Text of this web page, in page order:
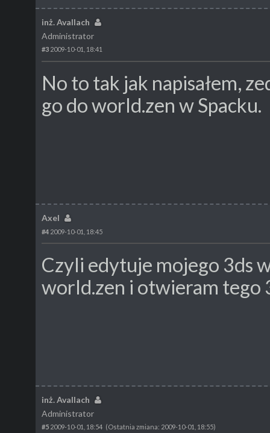
inż. Avallach
Administrator
#3 2009-10-01, 18:41
No to tak jak napisałem,
go do world.zen w Spacku.
Axel
#4 2009-10-01, 18:45
Czyli edytuje mojego 3ds
world.zen i otwieram tego
inż. Avallach
Administrator
#5 2009-10-01, 18:54 (Ostatnia zmiana: 2009-10-01, 18:55)